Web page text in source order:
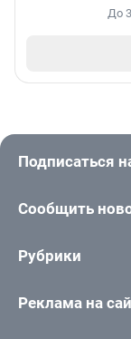
До
Подписаться
Сообщить
Рубрики
Реклама на